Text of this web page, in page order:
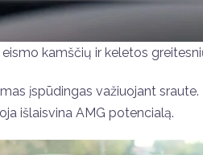
kamščių ir keletos
įspūdingas važiuojant
išlaisvina AMG potencialą.